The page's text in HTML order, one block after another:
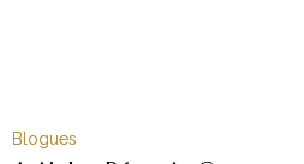
Blogues